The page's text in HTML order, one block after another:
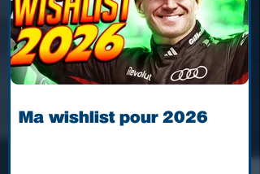
Ma wishlist pour 2026